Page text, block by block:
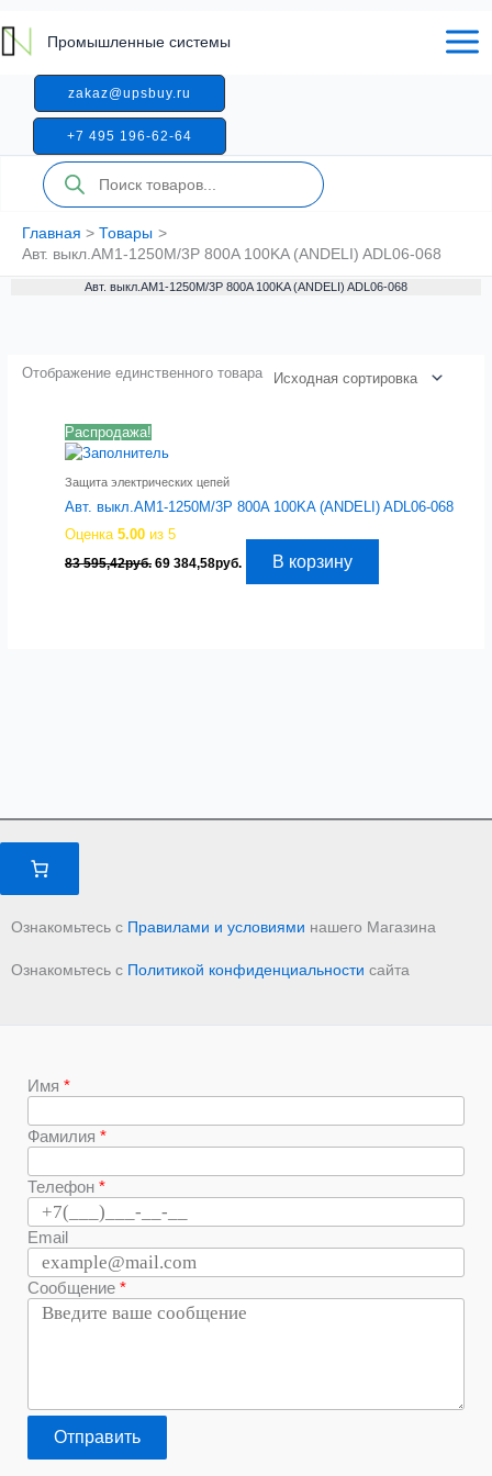
к
содержимому
Промышленные системы
zakaz@upsbuy.ru
+7 495 196-62-64
Поиск
товаров
Главная
Товары
Авт. выкл.AM1-1250M/3P 800A 100KA (ANDELI) ADL06-068
Авт. выкл.AM1-1250M/3P 800A 100KA (ANDELI) ADL06-068
Отображение единственного товара
Распродажа!
Защита электрических цепей
Авт. выкл.AM1-1250M/3P 800A 100KA (ANDELI) ADL06-068
Оценка5.00 из 5
83 595,42руб. Первоначальная
69 384,58руб. ТекущаяВ корзину
Ознакомьтесь с Правилами и условиями нашего Магазина
Ознакомьтесь с Политикой конфиденциальности сайта
Имя
Фамилия
Телефон
Email
Сообщение
Отправить